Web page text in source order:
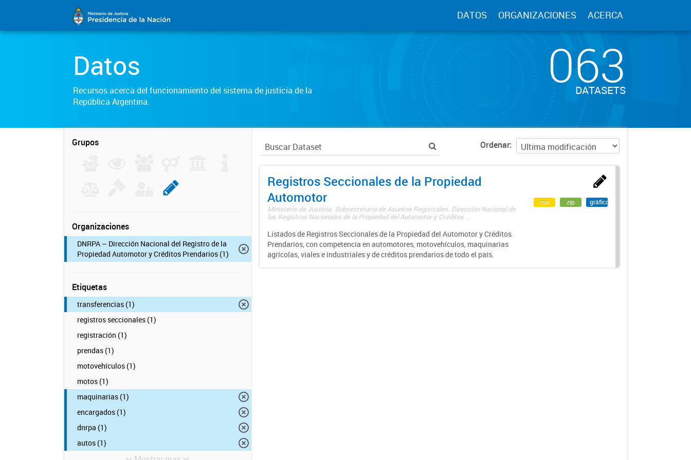
DATOS ORGANIZACIONES ACERCA
Datos
Recursos acerca del funcionamiento del sistema de justicia de la
República Argentina.
063
DATASETS
Grupos
Organizaciones
DNRPA – Dirección Nacional del Registro de la
Propiedad Automotor y Créditos Prendarios (1)
Etiquetas
transferencias (1)
registros seccionales (1)
registración (1)
prendas (1)
motovehículos (1)
motos (1)
maquinarias (1)
encargados (1)
dnrpa (1)
autos (1)
Ordenar
Registros Seccionales de la Propiedad
Automotor
Ministerio de Justicia. Subsecretaría de Asuntos Registrales. Dirección Nacional de
los Registros Nacionales de la Propiedad del Automotor y Créditos ...
Listados de Registros Seccionales de la Propiedad del Automotor y Créditos
Prendarios, con competencia en automotores, motovehículos, maquinarias
agrícolas, viales e industriales y de créditos prendarios de todo el país.
csv zip gráfico